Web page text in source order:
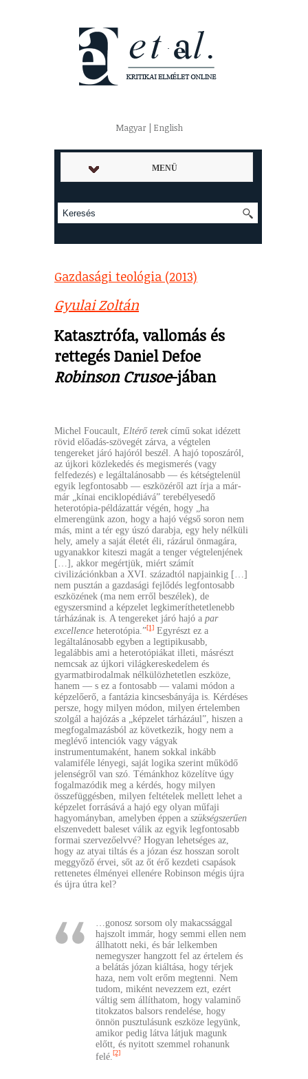
Magyar | English
MENÜ
Gazdasági teológia (2013)
Gyulai Zoltán
Katasztrófa, vallomás és
rettegés Daniel Defoe
Robinson Crusoe-jában
Michel Foucault, Eltérő terek című sokat idézett
rövid előadás-szövegét zárva, a végtelen
tengereket járó hajóról beszél. A hajó toposzáról,
az újkori közlekedés és megismerés (vagy
felfedezés) e legáltalánosabb — és kétségtelenül
egyik legfontosabb — eszközéről azt írja a már-
már „kínai enciklopédiává” terebélyesedő
heterotópia-példázattár végén, hogy „ha
elmerengünk azon, hogy a hajó végső soron nem
más, mint a tér egy úszó darabja, egy hely nélküli
hely, amely a saját életét éli, rázárul önmagára,
ugyanakkor kiteszi magát a tenger végtelenjének
[…], akkor megértjük, miért számít
civilizációnkban a XVI. századtól napjainkig […]
nem pusztán a gazdasági fejlődés legfontosabb
eszközének (ma nem erről beszélek), de
egyszersmind a képzelet legkimeríthetetlenebb
tárházának is. A tengereket járó hajó a par
excellence heterotópia.”[1] Egyrészt ez a
legáltalánosabb egyben a legtipikusabb,
legalábbis ami a heterotópiákat illeti, másrészt
nemcsak az újkori világkereskedelem és
gyarmatbirodalmak nélkülözhetetlen eszköze,
hanem — s ez a fontosabb — valami módon a
képzelőerő, a fantázia kincsesbányája is. Kérdéses
persze, hogy milyen módon, milyen értelemben
szolgál a hajózás a „képzelet tárházául”, hiszen a
megfogalmazásból az következik, hogy nem a
meglévő intenciók vagy vágyak
instrumentumaként, hanem sokkal inkább
valamiféle lényegi, saját logika szerint működő
jelenségről van szó. Témánkhoz közelítve úgy
fogalmazódik meg a kérdés, hogy milyen
összefüggésben, milyen feltételek mellett lehet a
képzelet forrásává a hajó egy olyan műfaji
hagyományban, amelyben éppen a szükségszerűen
elszenvedett baleset válik az egyik legfontosabb
formai szervezőelvvé? Hogyan lehetséges az,
hogy az atyai tiltás és a józan ész hosszan sorolt
meggyőző érvei, sőt az őt érő kezdeti csapások
rettenetes élményei ellenére Robinson mégis újra
és újra útra kel?
…gonosz sorsom oly makacssággal
hajszolt immár, hogy semmi ellen nem
állhatott neki, és bár lelkemben
nemegyszer hangzott fel az értelem és
a belátás józan kiáltása, hogy térjek
haza, nem volt erőm megtenni. Nem
tudom, miként nevezzem ezt, ezért
váltig sem állíthatom, hogy valaminő
titokzatos balsors rendelése, hogy
önnön pusztulásunk eszköze legyünk,
amikor pedig látva látjuk magunk
előtt, és nyitott szemmel rohanunk
felé. [2]